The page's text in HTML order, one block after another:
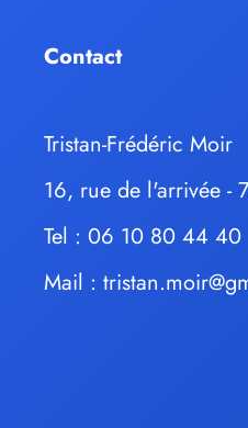
Contact
Tristan-Frédéric Moir
16, rue de l'arrivée -
Tel : 06 10 80 44 40
Mail :